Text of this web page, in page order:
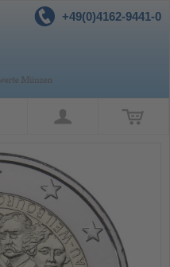
+49(0)4162-9441-0